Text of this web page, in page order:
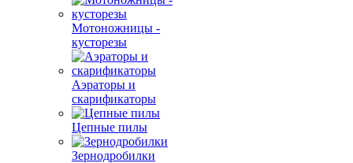
Мотоножницы -
кусторезы
Аэраторы и
скарификаторы
Цепные пилы
Зернодробилки